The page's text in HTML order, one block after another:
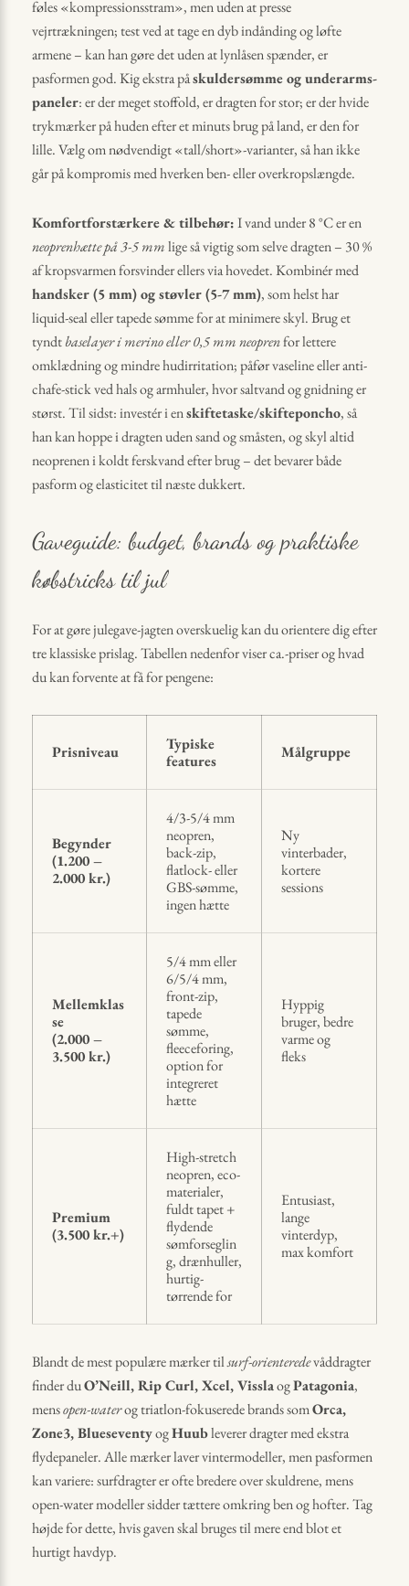
føles «kompressionsstram», men uden at presse
vejrtrækningen; test ved at tage en dyb indånding og løfte
armene – kan han gøre det uden at lynlåsen spænder, er
pasformen god. Kig ekstra påskuldersømme og underarms-
paneler: er der meget stoffold, er dragten for stor; er der hvide
trykmærker på huden efter et minuts brug på land, er den for
lille. Vælg om nødvendigt «tall/short»-varianter, så han ikke
går på kompromis med hverken ben- eller overkropslængde.
Komfortforstærkere & tilbehør:I vand under 8 °C er en
neoprenhætte på 3-5 mmlige så vigtig som selve dragten – 30 %
af kropsvarmen forsvinder ellers via hovedet. Kombinér med
handsker (5 mm) og støvler (5-7 mm), som helst har
liquid-seal eller tapede sømme for at minimere skyl. Brug et
tyndtbaselayer i merino eller 0,5 mm neoprenfor lettere
omklædning og mindre hudirritation; påfør vaseline eller anti-
chafe-stick ved hals og armhuler, hvor saltvand og gnidning er
størst. Til sidst: investér i enskiftetaske/skifteponcho, så
han kan hoppe i dragten uden sand og småsten, og skyl altid
neoprenen i koldt ferskvand efter brug – det bevarer både
pasform og elasticitet til næste dukkert.
Gaveguide: budget, brands og praktiske
købstricks til jul
For at gøre julegave-jagten overskuelig kan du orientere dig efter
tre klassiske prislag. Tabellen nedenfor viser ca.-priser og hvad
du kan forvente at få for pengene:
Prisniveau
Typiske
features
Målgruppe
Begynder
(1.200 –
2.000 kr.)
4/3-5/4 mm
neopren,
back-zip,
flatlock- eller
GBS-sømme,
ingen hætte
Ny
vinterbader,
kortere
sessions
Mellemklas
se
(2.000 –
3.500 kr.)
5/4 mm eller
6/5/4 mm,
front-zip,
tapede
sømme,
fleeceforing,
option for
integreret
hætte
Hyppig
bruger, bedre
varme og
fleks
Premium
(3.500 kr.+)
High-stretch
neopren, eco-
materialer,
fuldt tapet +
flydende
sømforseglin
g, drænhuller,
hurtig-
tørrende for
Entusiast,
lange
vinterdyp,
max komfort
Blandt de mest populære mærker tilsurf-orienteredevåddragter
finder duO’Neill, Rip Curl, Xcel, VisslaogPatagonia,
mensopen-waterog triatlon-fokuserede brands somOrca,
Zone3, BlueseventyogHuubleverer dragter med ekstra
flydepaneler. Alle mærker laver vintermodeller, men pasformen
kan variere: surfdragter er ofte bredere over skuldrene, mens
open-water modeller sidder tættere omkring ben og hofter. Tag
højde for dette, hvis gaven skal bruges til mere end blot et
hurtigt havdyp.